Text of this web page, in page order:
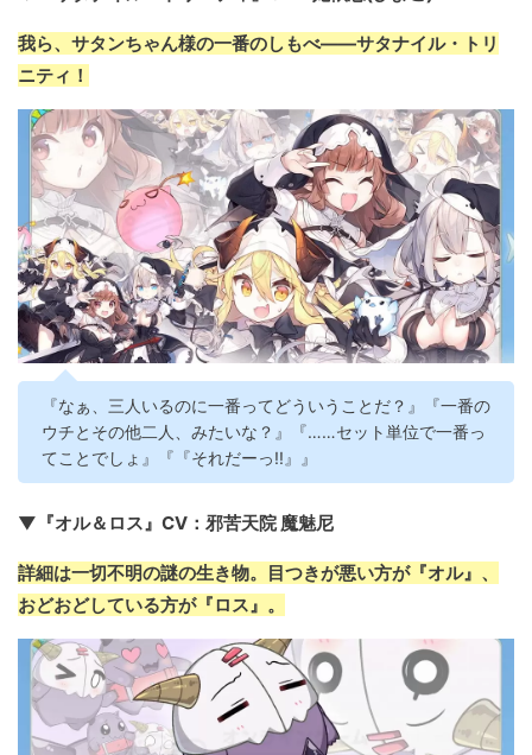
我ら、サタンちゃん様の一番のしもべ――サタナイル・トリ
ニティ！
『なぁ、三人いるのに一番ってどういうことだ？』『一番の
ウチとその他二人、みたいな？』『……セット単位で一番っ
てことでしょ』『『それだーっ!!』』
▼『オル＆ロス』CV：邪苦天院 魔魅尼
詳細は一切不明の謎の生き物。目つきが悪い方が『オル』、
おどおどしている方が『ロス』。